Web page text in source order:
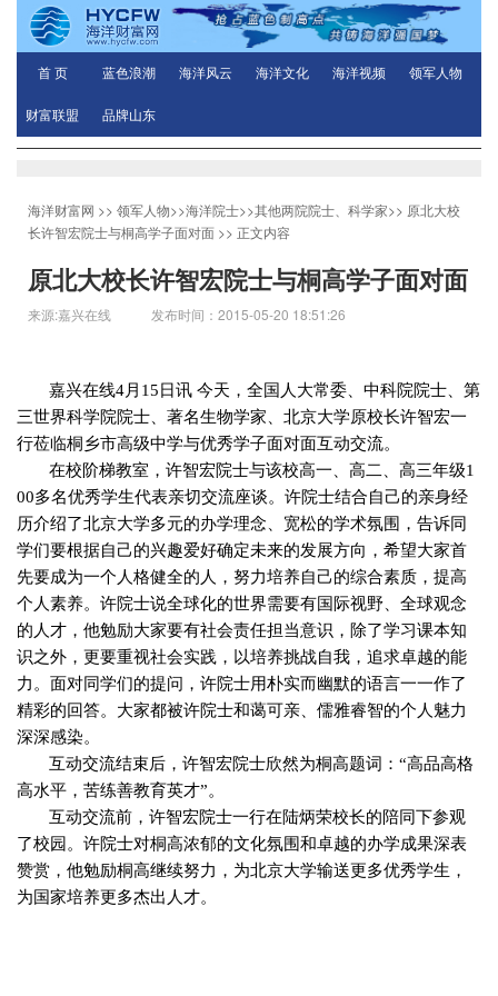
首 页 蓝色浪潮 海洋风云 海洋文化 海洋视频 领军人物
财富联盟 品牌山东
海洋财富网 >> 领军人物>>海洋院士>>其他两院院士、科学家>> 原北大校
长许智宏院士与桐高学子面对面 >> 正文内容
原北大校长许智宏院士与桐高学子面对面
来源:嘉兴在线 发布时间：2015-05-20 18:51:26
嘉兴在线4月 15 日讯 今天，全国人大常委、中科院院士、第
三世界科学院院士、著名生物学家、北京大学原校长许智宏一
行莅临桐乡市高级中学与优秀学子面对面互动交流。
在校阶梯教室，许智宏院士与该校高一、高二、高三年级1
00多名优秀学生代表亲切交流座谈。许院士结合自己的亲身经
历介绍了北京大学多元的办学理念、宽松的学术氛围，告诉同
学们要根据自己的兴趣爱好确定未来的发展方向，希望大家首
先要成为一个人格健全的人，努力培养自己的综合素质，提高
个人素养。许院士说全球化的世界需要有国际视野、全球观念
的人才，他勉励大家要有社会责任担当意识，除了学习课本知
识之外，更要重视社会实践，以培养挑战自我，追求卓越的能
力。面对同学们的提问，许院士用朴实而幽默的语言一一作了
精彩的回答。大家都被许院士和蔼可亲、儒雅睿智的个人魅力
深深感染。
互动交流结束后，许智宏院士欣然为桐高题词：“高品高格
高水平，苦练善教育英才”。
互动交流前，许智宏院士一行在陆炳荣校长的陪同下参观
了校园。许院士对桐高浓郁的文化氛围和卓越的办学成果深表
赞赏，他勉励桐高继续努力，为北京大学输送更多优秀学生，
为国家培养更多杰出人才。